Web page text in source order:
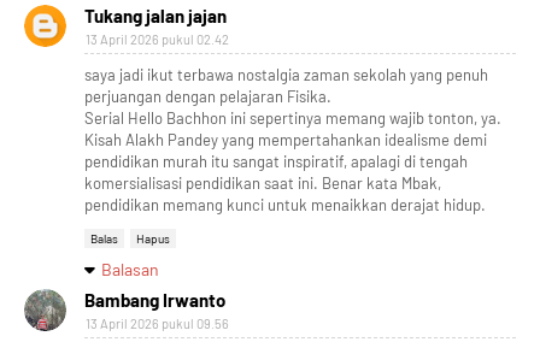
Tukang jalan jajan
13 April 2026 pukul 02.42
saya jadi ikut terbawa nostalgia zaman sekolah yang penuh
perjuangan dengan pelajaran Fisika.
Serial Hello Bachhon ini sepertinya memang wajib tonton, ya.
Kisah Alakh Pandey yang mempertahankan idealisme demi
pendidikan murah itu sangat inspiratif, apalagi di tengah
komersialisasi pendidikan saat ini. Benar kata Mbak,
pendidikan memang kunci untuk menaikkan derajat hidup.
Balas Hapus
Balasan
Bambang Irwanto
13 April 2026 pukul 09.56